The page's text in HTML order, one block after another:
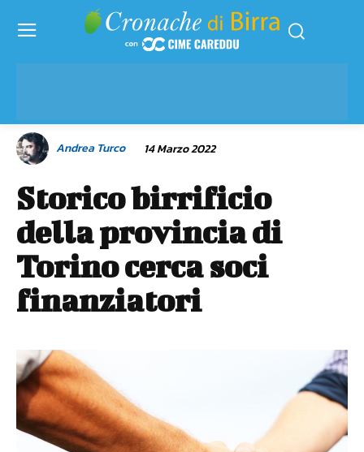
Andrea Turco 14 Marzo 2022
Storico birrificio
della provincia di
Torino cerca soci
finanziatori